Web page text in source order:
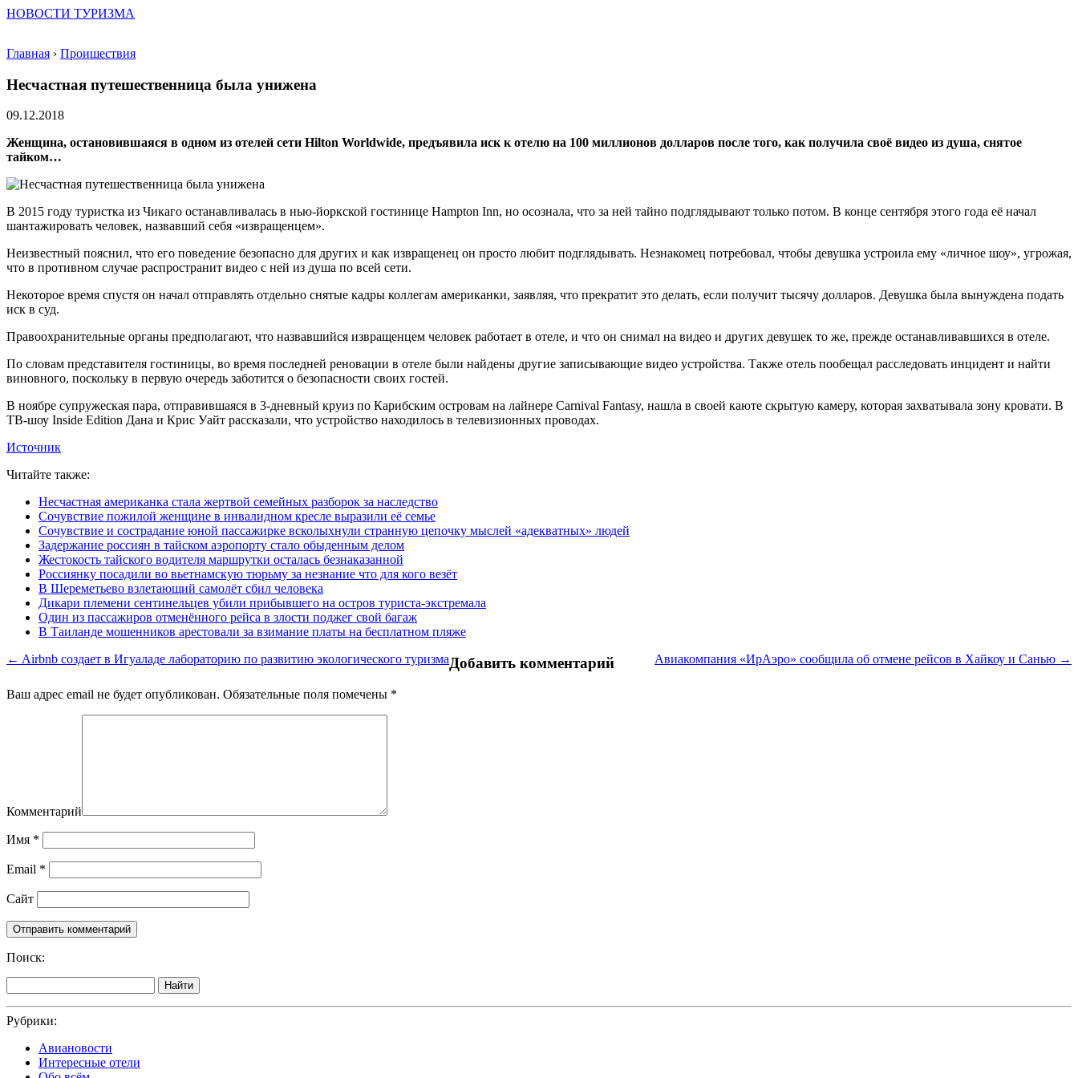
НОВОСТИ ТУРИЗМА
Главная › Проишествия
Несчастная путешественница была унижена
09.12.2018
Женщина, остановившаяся в одном из отелей сети Hilton Worldwide, предъявила иск к отелю на 100 миллионов долларов после того, как получила своё видео из душа, снятое
тайком…
В 2015 году туристка из Чикаго останавливалась в нью-йоркской гостинице Hampton Inn, но осознала, что за ней тайно подглядывают только потом. В конце сентября этого года её начал
шантажировать человек, назвавший себя «извращенцем».
Неизвестный пояснил, что его поведение безопасно для других и как извращенец он просто любит подглядывать. Незнакомец потребовал, чтобы девушка устроила ему «личное шоу», угрожая,
что в противном случае распространит видео с ней из душа по всей сети.
Некоторое время спустя он начал отправлять отдельно снятые кадры коллегам американки, заявляя, что прекратит это делать, если получит тысячу долларов. Девушка была вынуждена подать
иск в суд.
Правоохранительные органы предполагают, что назвавшийся извращенцем человек работает в отеле, и что он снимал на видео и других девушек то же, прежде останавливавшихся в отеле.
По словам представителя гостиницы, во время последней реновации в отеле были найдены другие записывающие видео устройства. Также отель пообещал расследовать инцидент и найти
виновного, поскольку в первую очередь заботится о безопасности своих гостей.
В ноябре супружеская пара, отправившаяся в 3-дневный круиз по Карибским островам на лайнере Carnival Fantasy, нашла в своей каюте скрытую камеру, которая захватывала зону кровати. В
ТВ-шоу Inside Edition Дана и Крис Уайт рассказали, что устройство находилось в телевизионных проводах.
Источник
Читайте также:
Несчастная американка стала жертвой семейных разборок за наследство
Сочувствие пожилой женщине в инвалидном кресле выразили её семье
Сочувствие и сострадание юной пассажирке всколыхнули странную цепочку мыслей «адекватных» людей
Задержание россиян в тайском аэропорту стало обыденным делом
Жестокость тайского водителя маршрутки осталась безнаказанной
Россиянку посадили во вьетнамскую тюрьму за незнание что для кого везёт
В Шереметьево взлетающий самолёт сбил человека
Дикари племени сентинельцев убили прибывшего на остров туриста-экстремала
Один из пассажиров отменённого рейса в злости поджег свой багаж
В Таиланде мошенников арестовали за взимание платы на бесплатном пляже
← Airbnb создает в Игуаладе лабораторию по развитию экологического туризма
Авиакомпания «ИрАэро» сообщила об отмене рейсов в Хайкоу и Санью →
Добавить комментарий
Ваш адрес email не будет опубликован. Обязательные поля помечены *
Комментарий
Имя *
Email *
Сайт
Поиск:
Найти
Рубрики:
Авиановости
Интересные отели